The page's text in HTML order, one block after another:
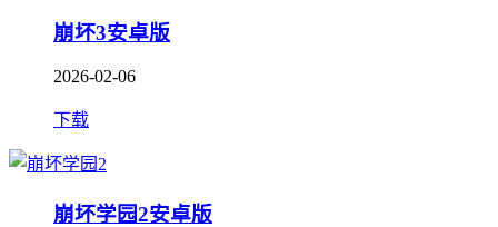
崩坏3安卓版
2026-02-06
下载
崩坏学园2安卓版